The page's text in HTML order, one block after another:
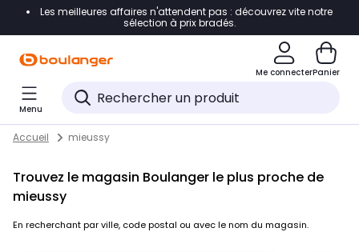
Accéder directement à la navigation
Accéder directement au pied de page
Accéder directement au chatbot
Les meilleures affaires n'attendent pas : découvrez vite notre
sélection à prix bradés.
Me connecterPanier
Menu
Skip to content
Return to Nav
Accueil mieussy
Trouvez le magasin Boulanger le plus proche de
mieussy
En recherchant par ville, code postal ou avec le nom du magasin.